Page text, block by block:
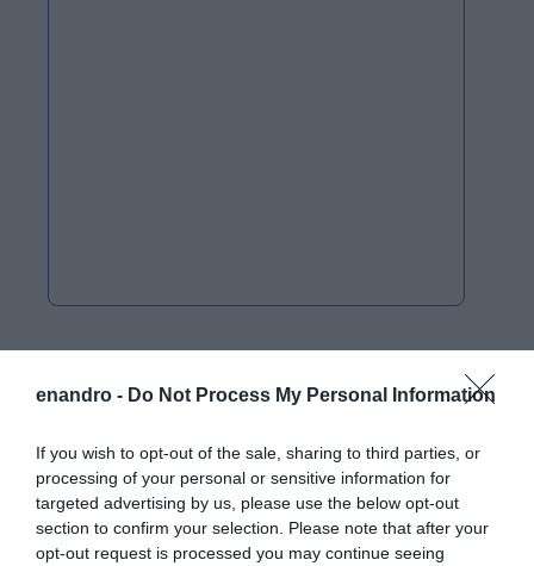
enandro - Do Not Process My Personal Information
If you wish to opt-out of the sale, sharing to third parties, or
processing of your personal or sensitive information for
targeted advertising by us, please use the below opt-out
section to confirm your selection. Please note that after your
opt-out request is processed you may continue seeing